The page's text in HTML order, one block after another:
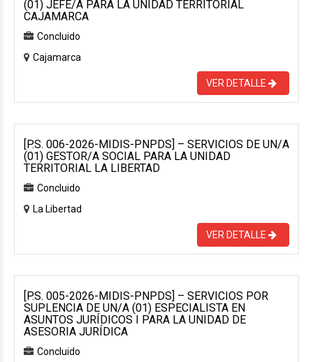
(01) JEFE/A PARA LA UNIDAD TERRITORIAL
CAJAMARCA
Concluido
Cajamarca
VER DETALLE
[P.S. 006-2026-MIDIS-PNPDS] – SERVICIOS DE UN/A
(01) GESTOR/A SOCIAL PARA LA UNIDAD
TERRITORIAL LA LIBERTAD
Concluido
La Libertad
VER DETALLE
[P.S. 005-2026-MIDIS-PNPDS] – SERVICIOS POR
SUPLENCIA DE UN/A (01) ESPECIALISTA EN
ASUNTOS JURÍDICOS I PARA LA UNIDAD DE
ASESORIA JURÍDICA
Concluido